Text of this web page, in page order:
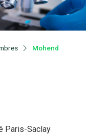
Mohend
Paris-Saclay